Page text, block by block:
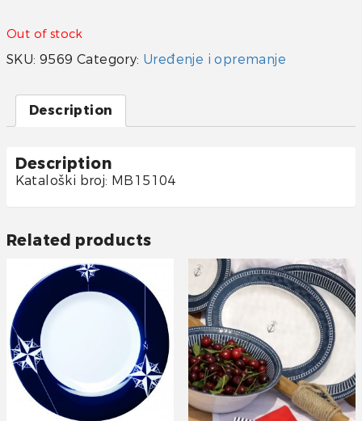
Out of stock
SKU: 9569 Category: Uređenje i opremanje
Description
Description
Kataloški broj: MB15104
Related products